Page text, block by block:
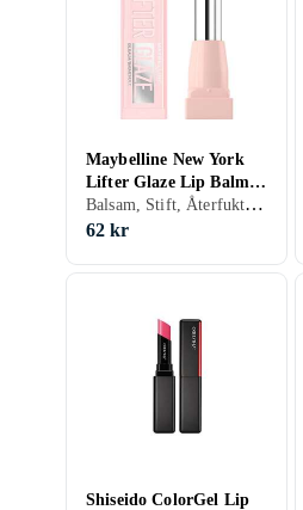
Maybelline New York
Lifter Glaze Lip Balm
Stick
Balsam, Stift, Återfuktande, Närande, Lugnande, Hyaluronsyra, Shea Butter, Beeswax, Jojoba Oil
62 kr
Shiseido ColorGel Lip